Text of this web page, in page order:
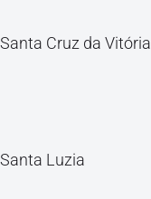
Santa Cruz da Vitória
Santa Luzia